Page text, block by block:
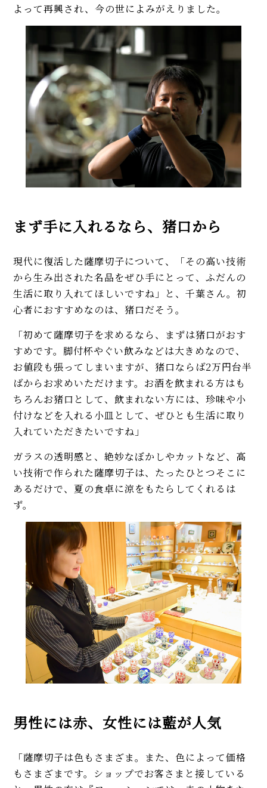
よって再興され、今の世によみがえりました。
まず手に入れるなら、猪口から
現代に復活した薩摩切子について、「その高い技術
から生み出された名品をぜひ手にとって、ふだんの
生活に取り入れてほしいですね」と、千葉さん。初
心者におすすめなのは、猪口だそう。
「初めて薩摩切子を求めるなら、まずは猪口がおす
すめです。脚付杯やぐい飲みなどは大きめなので、
お値段も張ってしまいますが、猪口ならば2万円台半
ばからお求めいただけます。お酒を飲まれる方はも
ちろんお猪口として、飲まれない方には、珍味や小
付けなどを入れる小皿として、ぜひとも生活に取り
入れていただきたいですね」
ガラスの透明感と、絶妙なぼかしやカットなど、高
い技術で作られた薩摩切子は、たったひとつそこに
あるだけで、夏の食卓に涼をもたらしてくれるは
ず。
男性には赤、女性には藍が人気
「薩摩切子は色もさまざま。また、色によって価格
もさまざまです。ショップでお客さまと接している